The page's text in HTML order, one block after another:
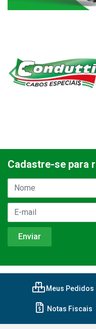
Cadastre-se para
Meus Pedidos
Notas Fiscais